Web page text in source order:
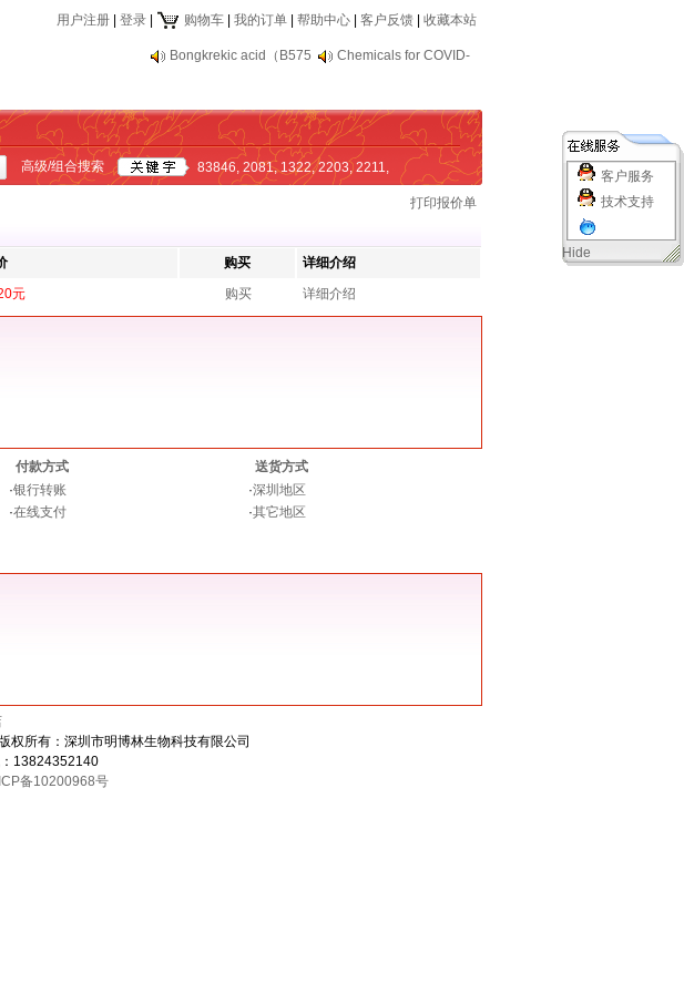
用户注册 登录 购物车 我的订单 帮助中心 客户反馈 收藏本站
Bongkrekic acid（B575 Chemicals for COVID-
高级/组合搜索 83846, 2081,1322,2203,2211,
客户服务
技术支持
Hide
打印报价单
购买
详细介绍
元 购买 详细介绍
付款方式
·银行转账
·在线支付
送货方式
·深圳地区
·其它地区
权所有：深圳市明博林生物科技有限公司
13824352140
备10200968号